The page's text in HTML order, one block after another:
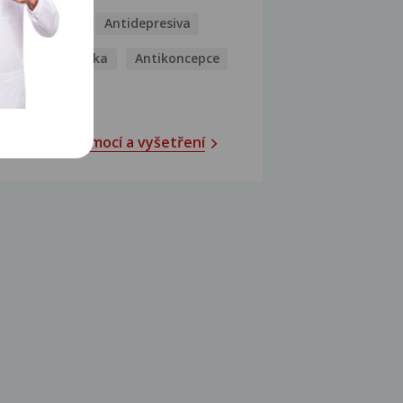
Antibiotika Antidepresiva
Antihistaminika Antikoncepce
Katalog nemocí a vyšetření